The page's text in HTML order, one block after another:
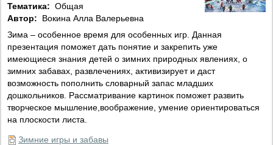
Тематика: Общая
Автор:
Вокина Алла Валерьевна
Зима – особенное время для особенных игр. Данная
презентация поможет дать понятие и закрепить уже
имеющиеся знания детей о зимних природных явлениях, о
зимних забавах, развлечениях, активизирует и даст
возможность пополнить словарный запас младших
дошкольников. Рассматривание картинок поможет развить
творческое мышление,воображение, умение ориентироваться
на плоскости листа.
Зимние игры и забавы